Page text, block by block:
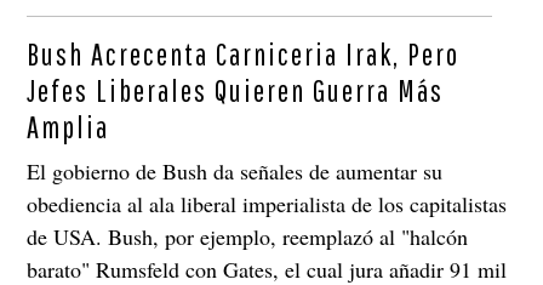
Bush Acrecenta Carniceria Irak, Pero
Jefes Liberales Quieren Guerra Más
Amplia
El gobierno de Bush da señales de aumentar su
obediencia al ala liberal imperialista de los capitalistas
de USA. Bush, por ejemplo, reemplazó al "halcón
barato" Rumsfeld con Gates, el cual jura añadir 91 mil